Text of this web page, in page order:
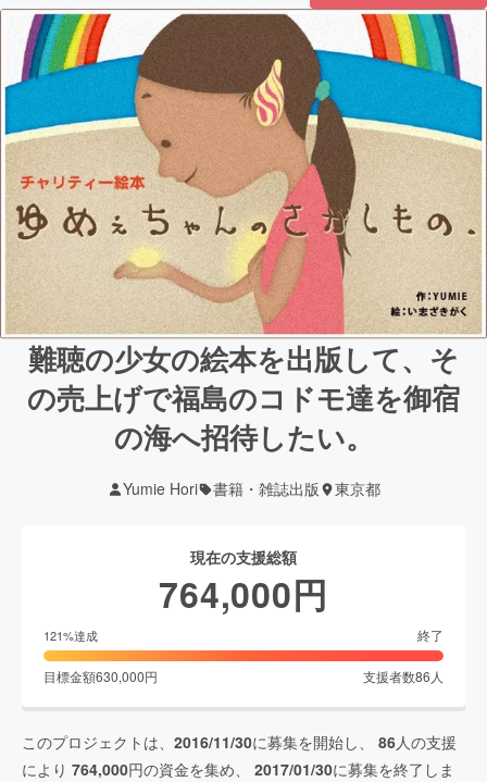
難聴の少女の絵本を出版して、そ
の売上げで福島のコドモ達を御宿
の海へ招待したい。
Yumie Hori 書籍・雑誌出版 東京都
現在の支援総額
764,000円
121%達成 終了
目標金額630,000円 支援者数86 人
このプロジェクトは、 2016/11/30に募集を開始し、 86人の支援
により 764,000円の資金を集め、 2017/01/30に募集を終了しま